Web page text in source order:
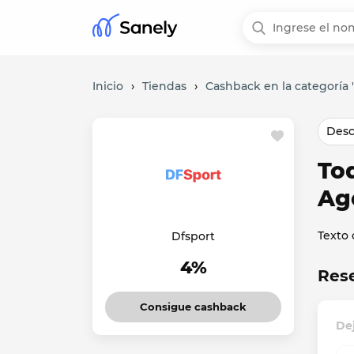
Inicio › Tiendas › Cashback en la categoría
Dfsport
4%
Consigue cashback
Texto